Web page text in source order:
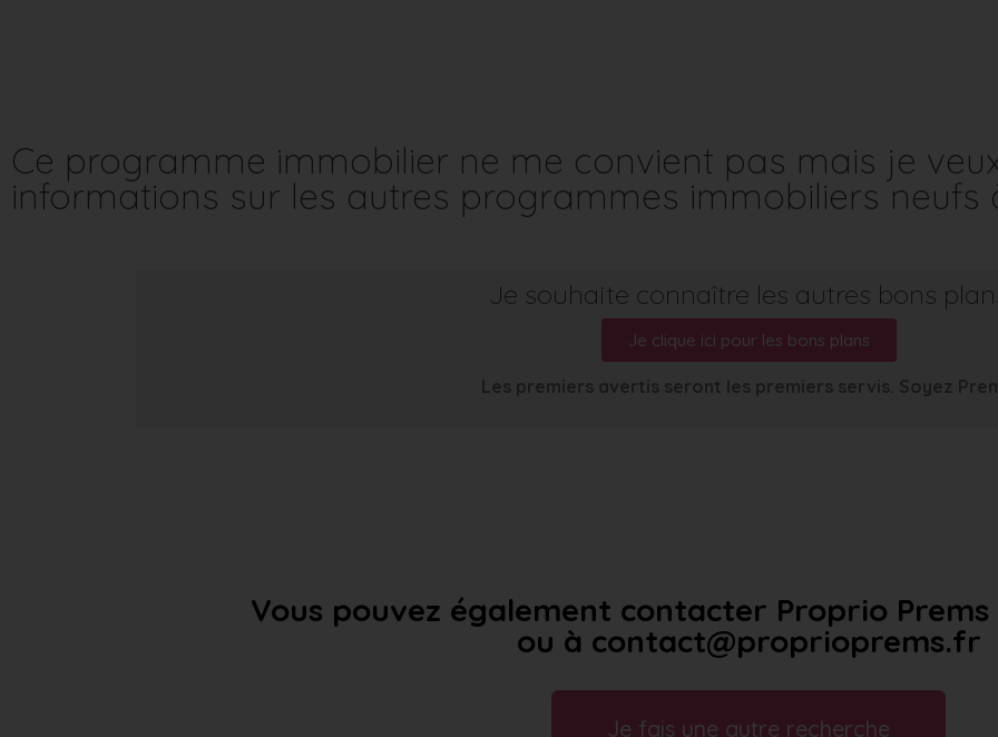
Ce programme immobilier ne me convient pas mais je
informations sur les autres programmes immobiliers neufs
Je souhaite connaître les autres bons
Je clique ici pour les bons plans
Les premiers avertis seront les premiers servis. Soyez
Vous pouvez également contacter Proprio Prems
ou à contact@proprioprems.fr
Je fais une autre recherche